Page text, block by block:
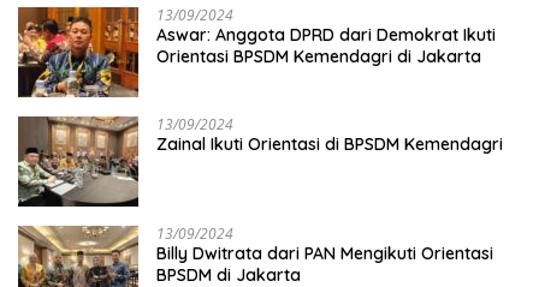
13/09/2024
Aswar: Anggota DPRD dari Demokrat Ikuti
Orientasi BPSDM Kemendagri di Jakarta
13/09/2024
Zainal Ikuti Orientasi di BPSDM Kemendagri
13/09/2024
Billy Dwitrata dari PAN Mengikuti Orientasi
BPSDM di Jakarta